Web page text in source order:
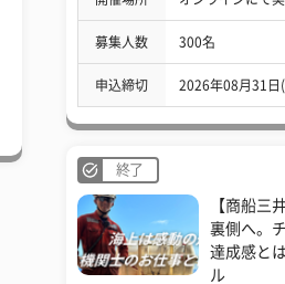
募集人数 300名
申込締切 2026年08月31日
終了
【商船三
裏側へ。
達成感と
ル